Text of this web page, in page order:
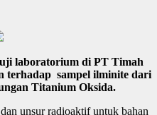
laboratorium di PT Timah
terhadap sampel ilminite dari
Titanium Oksida.
unsur radioaktif untuk bahan